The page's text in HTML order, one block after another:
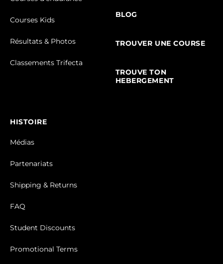
Courses Kids
Résultats & Photos
Classements Trifecta
BLOG
TROUVER UNE COURSE
TROUVE TON
HEBERGEMENT
HISTOIRE
Médias
Partenariats
Shipping & Returns
FAQ
Student Discounts
Promotional Terms